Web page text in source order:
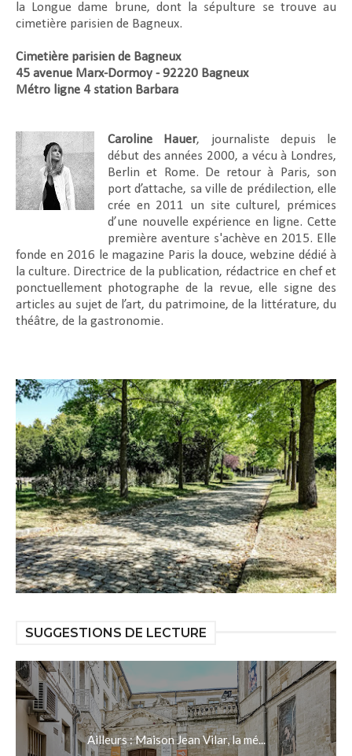
la Longue dame brune, dont la sépulture se trouve au
cimetière parisien de Bagneux.
Cimetière parisien de Bagneux
45 avenue Marx-Dormoy - 92220 Bagneux
Métro ligne 4 station Barbara
Caroline Hauer, journaliste depuis le
début des années 2000, a vécu à Londres,
Berlin et Rome. De retour à Paris, son
port d’attache, sa ville de prédilection, elle
crée en 2011 un site culturel, prémices
d’une nouvelle expérience en ligne. Cette
première aventure s'achève en 2015. Elle
fonde en 2016 le magazine Paris la douce, webzine dédié à
la culture. Directrice de la publication, rédactrice en chef et
ponctuellement photographe de la revue, elle signe des
articles au sujet de l’art, du patrimoine, de la littérature, du
théâtre, de la gastronomie.
SUGGESTIONS DE LECTURE
Ailleurs : Maison Jean Vilar, la mé...